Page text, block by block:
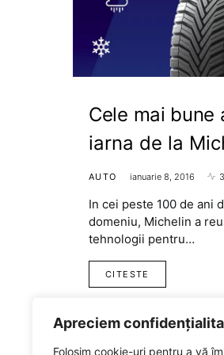
Apreciem
Folosim cookie-uri pentru a vă
Cele mai bune
iarna de la
AUTO ianuarie 8, 2016
In cei peste 100 de ani
domeniu, Michelin a
tehnologii pentru…
CITESTE